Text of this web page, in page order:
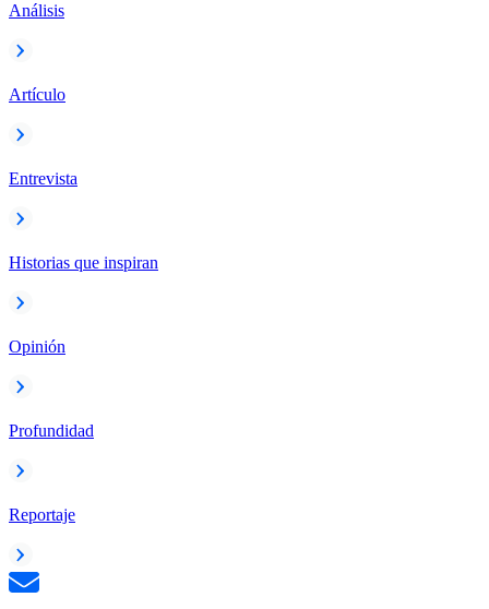
Análisis
Artículo
Entrevista
Historias que inspiran
Opinión
Profundidad
Reportaje